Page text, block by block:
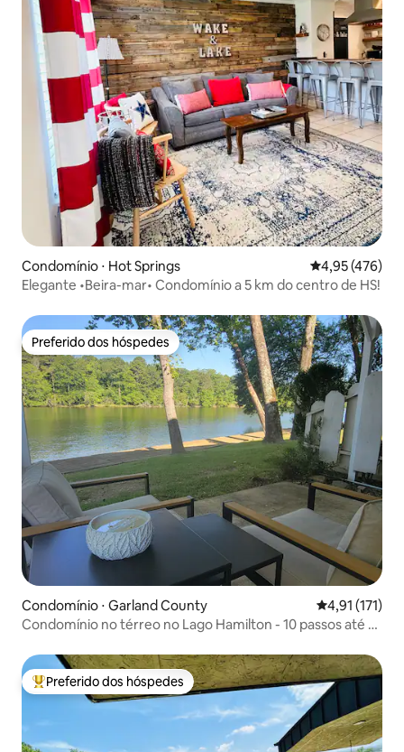
Condomínio ⋅ Hot Springs 4,95 de uma
4,95 (476)
Elegante •Beira-mar• Condomínio a 5 km do centro de HS!
Preferido dos hóspedes
Preferido dos hóspedes
Condomínio ⋅ Garland County 4,91 de uma
4,91 (171)
Condomínio no térreo no Lago Hamilton - 10 passos até o
Entre os melhores preferidos dos hóspedes
Preferido dos hóspedes